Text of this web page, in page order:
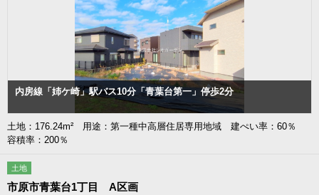
内房線「姉ケ崎」駅バス10分「青葉台第一」停歩2分
土地：176.24m² 用途：第一種中高層住居専用地域 建ぺい率：60％
容積率：200％
土地
市原市青葉台1丁目 A区画